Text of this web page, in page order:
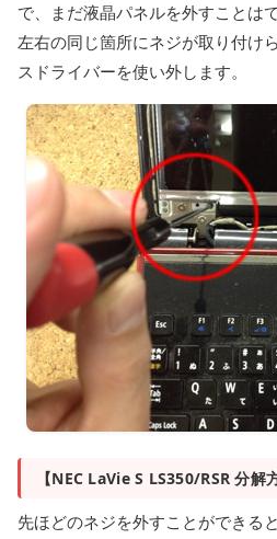
で、まだ液晶パネルを外すことは
左右の同じ箇所にネジが取り付け
スドライバーを使い外します。
【NEC LaVie S LS350/RSR 分解
先ほどのネジを外すことができる